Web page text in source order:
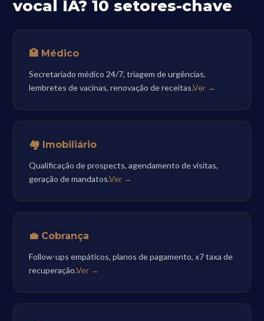
vocal IA? 10 setores-chave
🏥 Médico
Secretariado médico 24/7, triagem de urgências,
lembretes de vacinas, renovação de receitas.Ver →
🏘️ Imobiliário
Qualificação de prospects, agendamento de visitas,
geração de mandatos.Ver →
💼 Cobrança
Follow-ups empáticos, planos de pagamento, x7 taxa de
recuperação.Ver →